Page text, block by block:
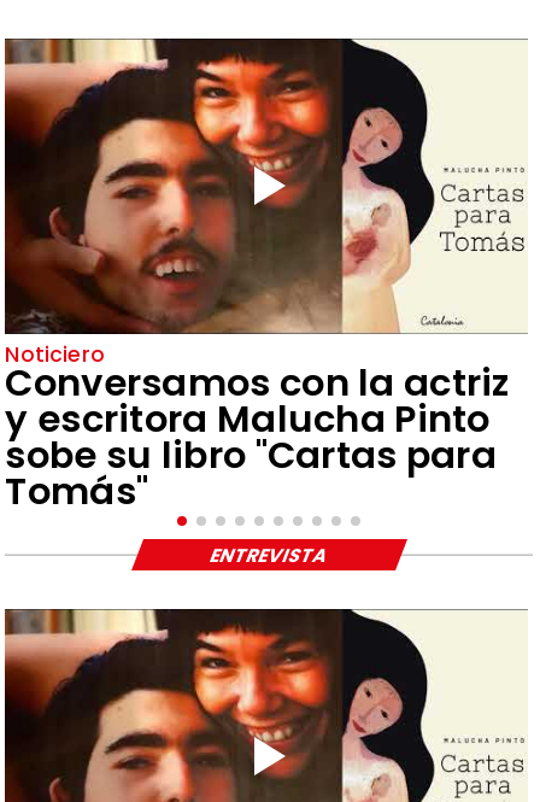
Noticiero
Conversamos con la actriz
y escritora Malucha Pinto
sobe su libro "Cartas para
Tomás"
ENTREVISTA